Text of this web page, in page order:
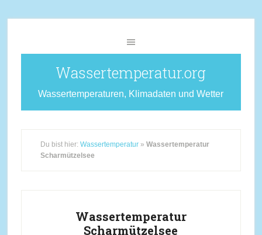
Wassertemperatur.org
Wassertemperaturen, Klimadaten und Wetter
Du bist hier: Wassertemperatur» Wassertemperatur
Scharmützelsee
Wassertemperatur
Scharmützelsee